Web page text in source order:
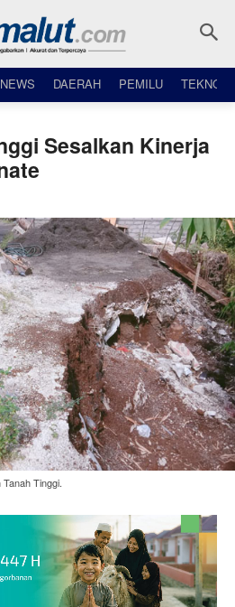
NEWS DAERAH PEMILU TEKNO
Sesalkan Kinerja
Tinggi.